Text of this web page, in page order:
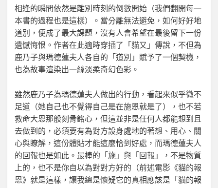
相逢的瞬間依然是離別時刻的倒數開始（我們翻開每一
本書的過程也是這樣）。當分離無法避免，如何好好地
道別，便成了最大課題，沒有人會希望在最後留下一份
遺憾悔恨。作者在此適時穿插了「貓又」傳說，不但為
鹿乃子與瑪德蓮夫人各自的「道別」賦予了一個契機，
也為故事渲染出一絲淡柔奇幻色彩。
雖然鹿乃子為瑪德蓮夫人做出的行動，看起來似乎微不
足道（她自己也不覺得自己是在施恩就是了），也不若
救命大恩那般刻骨銘心，但這並非是任何人都能想到且
去做到的，必須要有為對方設身處地的著想、用心、關
心與瞭解，這份體貼才能這麼恰到好處，而瑪德蓮夫人
的回報也是如此。最棒的「施」與「回報」，不是物質
上的，也不是你自以為對對方好的（前述電影《貓的報
恩》就是這樣，讓我總是懷疑它的真相應該是「貓的報